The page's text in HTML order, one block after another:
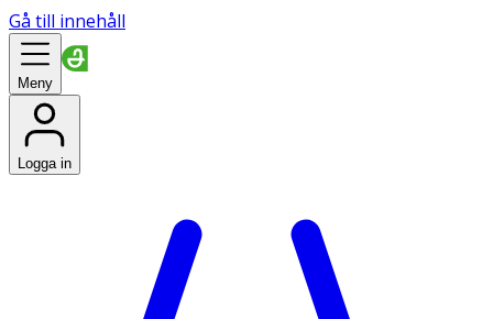
Gå till innehåll
Meny
Logga in